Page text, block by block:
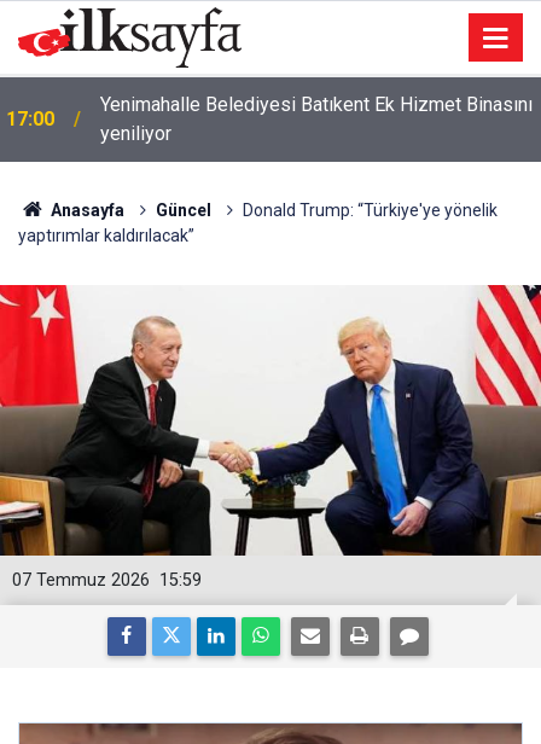
17:00
Yenimahalle Belediyesi Batıkent Ek Hizmet Binasını
yeniliyor
Anasayfa Güncel
Donald Trump: “Türkiye'ye yönelik
yaptırımlar kaldırılacak”
15:59
07 Temmuz 2026